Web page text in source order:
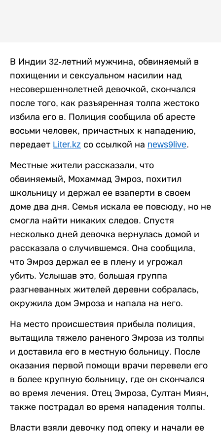
В Индии 32-летний мужчина, обвиняемый в
похищении и сексуальном насилии над
несовершеннолетней девочкой, скончался
после того, как разъяренная толпа жестоко
избила его в. Полиция сообщила об аресте
восьми человек, причастных к нападению,
передает Liter.kz со ссылкой на news9live.
Местные жители рассказали, что
обвиняемый, Мохаммад Эмроз, похитил
школьницу и держал ее взаперти в своем
доме два дня. Семья искала ее повсюду, но не
смогла найти никаких следов. Спустя
несколько дней девочка вернулась домой и
рассказала о случившемся. Она сообщила,
что Эмроз держал ее в плену и угрожал
убить. Услышав это, большая группа
разгневанных жителей деревни собралась,
окружила дом Эмроза и напала на него.
На место происшествия прибыла полиция,
вытащила тяжело раненого Эмроза из толпы
и доставила его в местную больницу. После
оказания первой помощи врачи перевели его
в более крупную больницу, где он скончался
во время лечения. Отец Эмроза, Султан Миян,
также пострадал во время нападения толпы.
Власти взяли девочку под опеку и начали ее